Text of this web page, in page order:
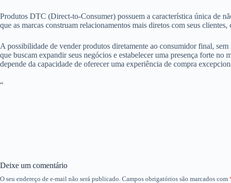
Produtos DTC (Direct-to-Consumer) possuem a característica única de
que as marcas construam relacionamentos mais diretos com seus
A possibilidade de vender produtos diretamente ao consumidor final,
que buscam expandir seus negócios e estabelecer uma presença forte
depende da capacidade de oferecer uma experiência de compra
“
Deixe um comentário
O seu endereço de e-mail não será publicado. Campos obrigatórios são marcados com